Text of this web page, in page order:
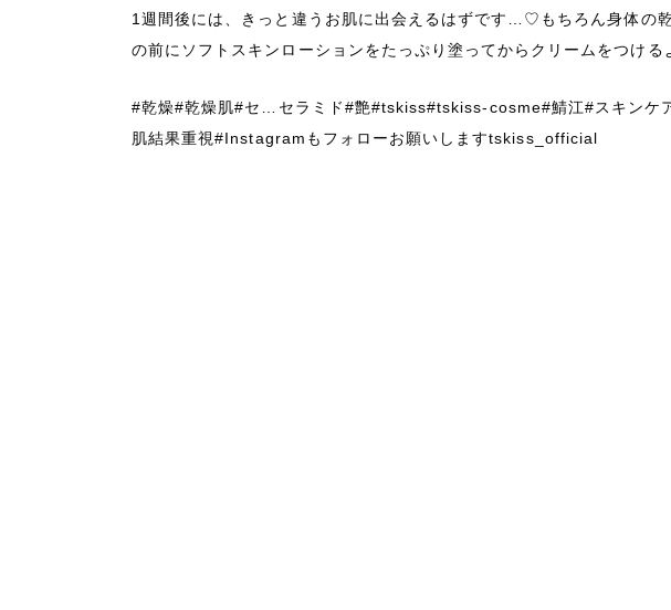
1週間後には、きっと違うお肌に出会えるはずです…♡もちろん身体の
の前にソフトスキンローションをたっぷり塗ってからクリームをつけ
#乾燥#乾燥肌#セ…セラミド#艶#tskiss#tskiss-cosme#鯖江#スキンケ
肌結果重視#Instagramもフォローお願いしますtskiss_official